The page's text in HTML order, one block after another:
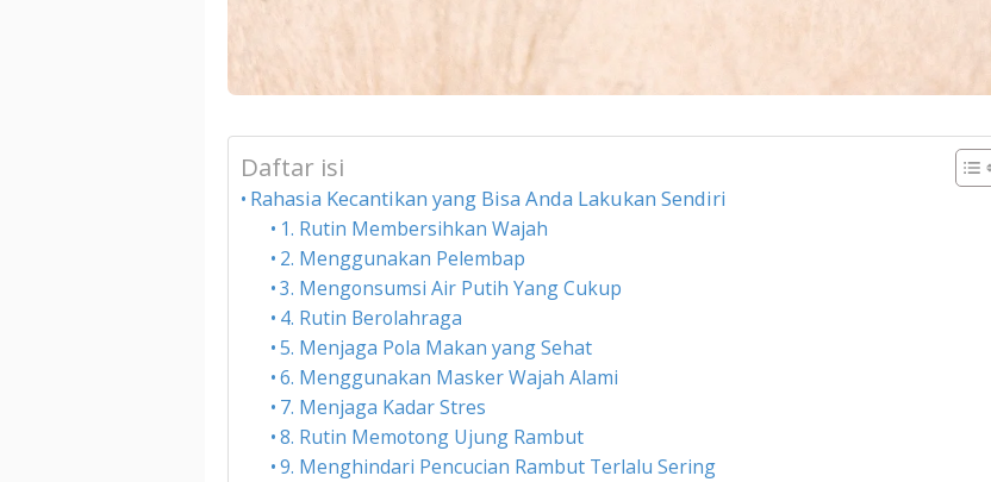
Daftar isi
Rahasia Kecantikan yang Bisa Anda Lakukan Sendiri
1. Rutin Membersihkan Wajah
2. Menggunakan Pelembap
3. Mengonsumsi Air Putih Yang Cukup
4. Rutin Berolahraga
5. Menjaga Pola Makan yang Sehat
6. Menggunakan Masker Wajah Alami
7. Menjaga Kadar Stres
8. Rutin Memotong Ujung Rambut
9. Menghindari Pencucian Rambut Terlalu Sering